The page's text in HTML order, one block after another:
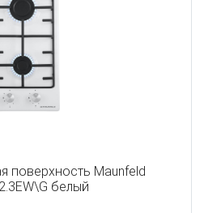
поверхность Maunfeld
белый